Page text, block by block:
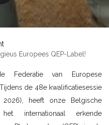
Europees QEP-Label!
Federatie van Europese
de 48e kwalificatiesessie
heeft onze Belgische
internationaal erkende